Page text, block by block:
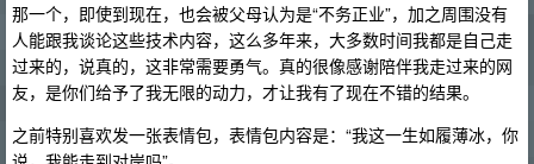
那一个，即使到现在，也会被父母认为是“不务正业”，加之周围没有
人能跟我谈论这些技术内容，这么多年来，大多数时间我都是自己走
过来的，说真的，这非常需要勇气。真的很像感谢陪伴我走过来的网
友，是你们给予了我无限的动力，才让我有了现在不错的结果。
之前特别喜欢发一张表情包，表情包内容是：“我这一生如履薄冰，你